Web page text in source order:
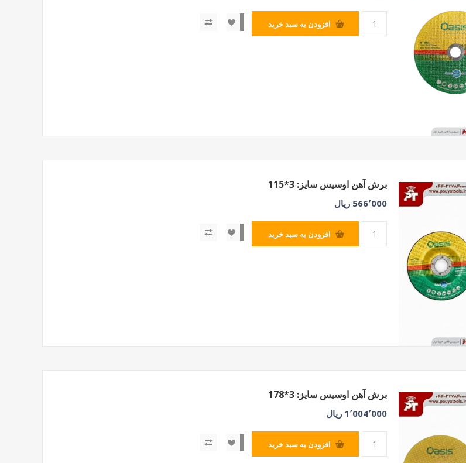
افزودن به سبد خرید
برش آهن اوسیس سایز: 3*115
566٬000 ریال
افزودن به سبد خرید
برش آهن اوسیس سایز: 3*178
1٬004٬000 ریال
افزودن به سبد خرید